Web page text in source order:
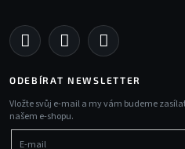
ODEBÍRAT NEWSLETTER
Vložte svůj e-mail a my vám budeme
našem e-shopu.
E-mail